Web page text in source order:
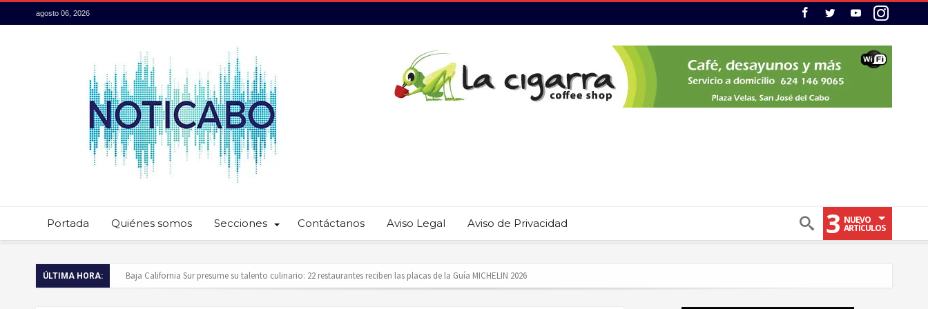
agosto 06, 2026
Portada Quiénes somos Secciones Contáctanos Aviso Legal Aviso de Privacidad 3 NUEVO
ARTÍCULOS
ÚLTIMA HORA:
Servidores públicos realizan recorridos para la prevención del trabajo infantil en Cabo San Lucas